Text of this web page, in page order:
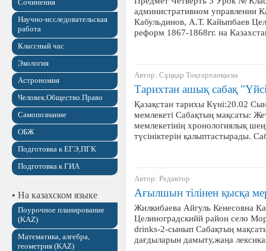
Сочинения
Научно-исследовательская
работа
Классный час
Экология
Астрономия
Человек.Общество.Право
Самопознание
ОБЖ
Подготовка к ЕГЭ,ПГК
Подготовка к ГИА
• На казахском языке
Поурочное планирование
(KAZ)
Математика, алгебра,
геометрия (KAZ)
административном управлении
Кабульдинов, А.Т. Кайыпбаев
реформ 1867-1868гг. на
Автор: Сұңқар Тоқтарханқызы
Тарихтан ашық сабақ
Қазақстан тарихы Күні:20.02
мемлекеті Сабақтың мақсаты:
мемлекетінің хронологиялық
түсініктерін қалыптастырады.
Автор: Редактор
Ағылшын тілінен қысқа
Жилкибаева Айгуль Кенесовна
Целиноградскийй район село
drinks-2-cынып Сабақтың
дағдыларын дамыту,жаңа